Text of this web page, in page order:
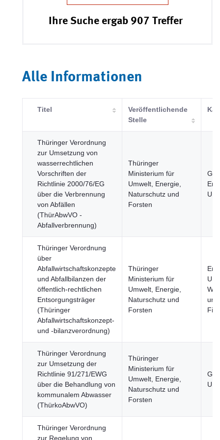
Ihre Suche ergab 907 Treffer
Alle Informationen
Titel
Veröffentlichende
Stelle
Thüringer Verordnung
zur Umsetzung von
wasserrechtlichen
Vorschriften der
Richtlinie 2000/76/EG
über die Verbrennung
von Abfällen
(ThürAbwVO -
Abfallverbrennung)
Thüringer
Ministerium für
Umwelt, Energie,
Naturschutz und
Forsten
Thüringer Verordnung
über
Abfallwirtschaftskonzepte
und Abfallbilanzen der
öffentlich-rechtlichen
Entsorgungsträger
(Thüringer
Abfallwirtschaftskonzept-
und -bilanzverordnung)
Thüringer
Ministerium für
Umwelt, Energie,
Naturschutz und
Forsten
und
Thüringer Verordnung
zur Umsetzung der
Richtlinie 91/271/EWG
über die Behandlung von
kommunalem Abwasser
(ThürkoAbwVO)
Thüringer
Ministerium für
Umwelt, Energie,
Naturschutz und
Forsten
Thüringer Verordnung
zur Regelung von